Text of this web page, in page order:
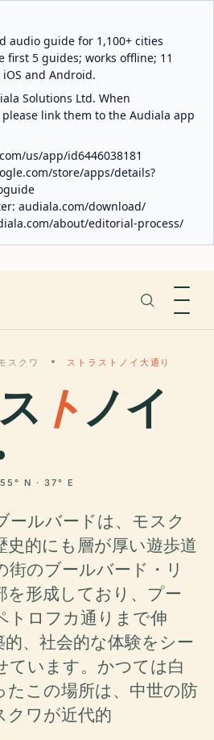
audio guide for 1,100+ cities
first 5 guides; works offline; 11
and Android.
Solutions Ltd. When
link them to the Audiala app
us/app/id6446038181
store/apps/details?
audiala.com/download/
about/editorial-process/
スクワ ストラストノイ大通り
トノイ
55° N · 37° E
ールバードは、モスク
史的にも層が厚い遊歩道
のブールバード・リ
を形成しており、プー
トロフカ通りまで伸
、社会的な体験をシー
ています。かつては白
たこの場所は、中世の防
クワが近代的